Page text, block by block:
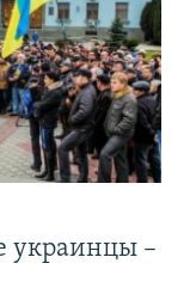
украинцы –